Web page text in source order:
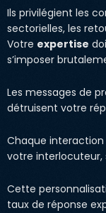
Ils privilégient les
sectorielles, les
Votre expertise
s’imposer
Les messages de
détruisent votre
Chaque
votre interlocuteur,
Cette
taux de réponse